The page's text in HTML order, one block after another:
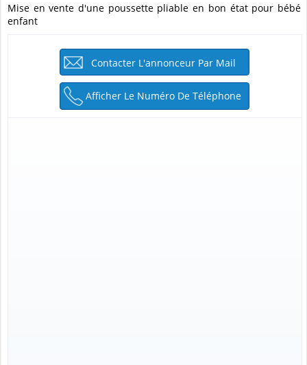
mise en vente d'une poussette pliable en bon état pour bébé
enfant
Contacter L'annonceur Par Mail